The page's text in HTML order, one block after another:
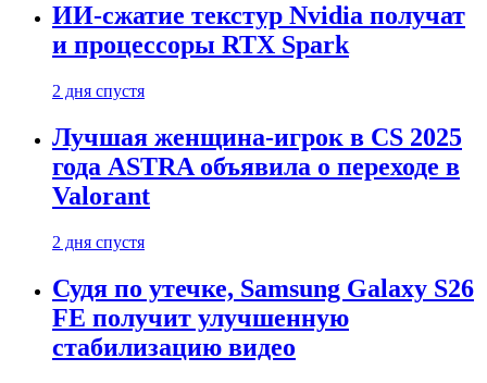
ИИ-сжатие текстур Nvidia получат
и процессоры RTX Spark
2 дня спустя
Лучшая женщина-игрок в CS 2025
года ASTRA объявила о переходе в
Valorant
2 дня спустя
Судя по утечке, Samsung Galaxy S26
FE получит улучшенную
стабилизацию видео